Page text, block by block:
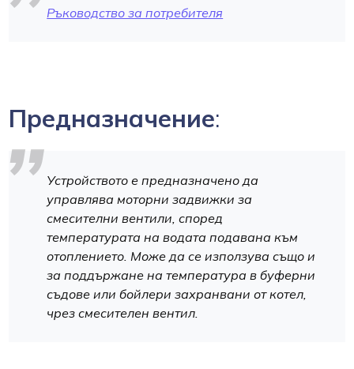
Ръководство за потребителя
Предназначение:
Устройството е предназначено да
управлява моторни задвижки за
смесителни вентили, според
температурата на водата подавана към
отоплението. Може да се използува също и
за поддържане на температура в буферни
съдове или бойлери захранвани от котел,
чрез смесителен вентил.